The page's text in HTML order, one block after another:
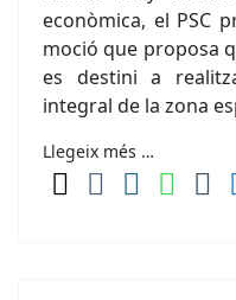
econòmica, el PSC
moció que proposa
es destini a
integral de la zona
Llegeix més …